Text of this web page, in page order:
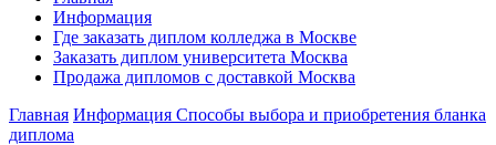
Информация
Где заказать диплом колледжа в Москве
Заказать диплом университета Москва
Продажа дипломов с доставкой Москва
Главная Информация Способы выбора и приобретения бланка
диплома